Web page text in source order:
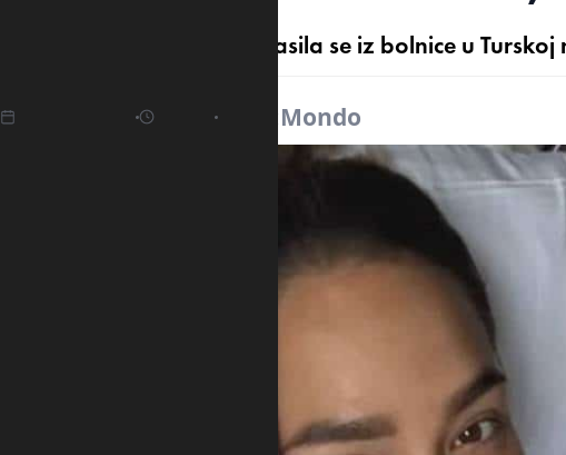
Pjevačica Marija Mikić oglasila se iz bolnice u
Mondo